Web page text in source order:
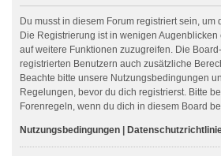
Du musst in diesem Forum registriert sein,
Die Registrierung ist in wenigen
auf weitere Funktionen zuzugreifen. Die
registrierten Benutzern auch zusätzliche
Beachte bitte unsere Nutzungsbedingungen
Regelungen, bevor du dich registrierst. Bitte
Forenregeln, wenn du dich in diesem Board
Nutzungsbedingungen